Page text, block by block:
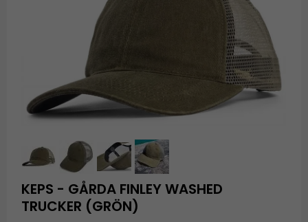
KEPS - GÅRDA FINLEY WASHED
TRUCKER (GRÖN)